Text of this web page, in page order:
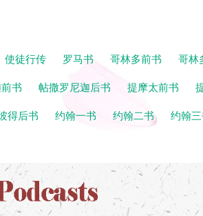
使徒行传 罗马书 哥林多前书 哥林
书 帖撒罗尼迦后书 提摩太前书
得后书 约翰一书 约翰二书 约翰